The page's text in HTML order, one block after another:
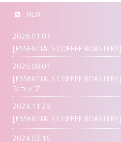
NEW
2026.01.07
[ESSENTIALS COFFEE
2025.08.01
[ESSENTIALS COFFEE
ショップ
2024.11.29
[ESSENTIALS COFFEE
2024.03.15